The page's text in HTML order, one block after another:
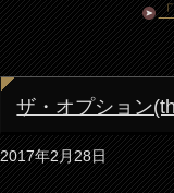
ザ・オプション
2017年2月28日